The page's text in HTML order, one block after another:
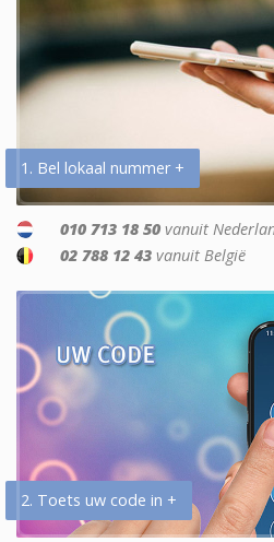
1. Bel lokaal nummer +
010 713 18 50 vanuit
02 788 12 43 vanuit België
2. Toets uw code in +